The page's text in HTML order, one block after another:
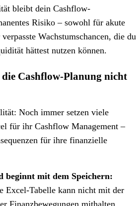
bleibt dein Cashflow-
Risiko – sowohl für akute
Wachstumschancen, die du
hättest nutzen können.
Cashflow-Planung nicht
Noch immer setzen viele
für ihr Cashflow Management –
für ihre finanzielle
beginnt mit dem Speichern:
Excel-Tabelle kann nicht mit der
Finanzbewegungen mithalten.